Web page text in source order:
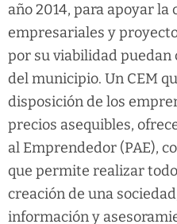
año 2014, para apoyar
empresariales y
por su viabilidad
del municipio. Un CEM
disposición de los
precios asequibles,
al Emprendedor (PAE),
que permite realizar
creación de una
información y